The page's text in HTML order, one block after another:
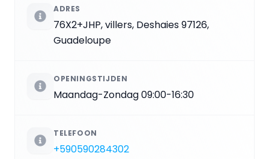
ADRES
76X2+JHP, villers, Deshaies 97126,
Guadeloupe
OPENINGSTIJDEN
Maandag-Zondag 09:00-16:30
TELEFOON
+590590284302